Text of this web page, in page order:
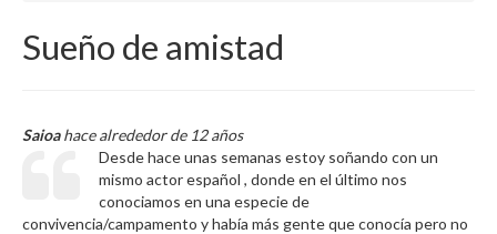
Más
Sueño de amistad
Saioahace alrededor de 12 años
Desde hace unas semanas estoy soñando con un
mismo actor español , donde en el último nos
conociamos en una especie de
convivencia/campamento y había más gente que conocía pero no